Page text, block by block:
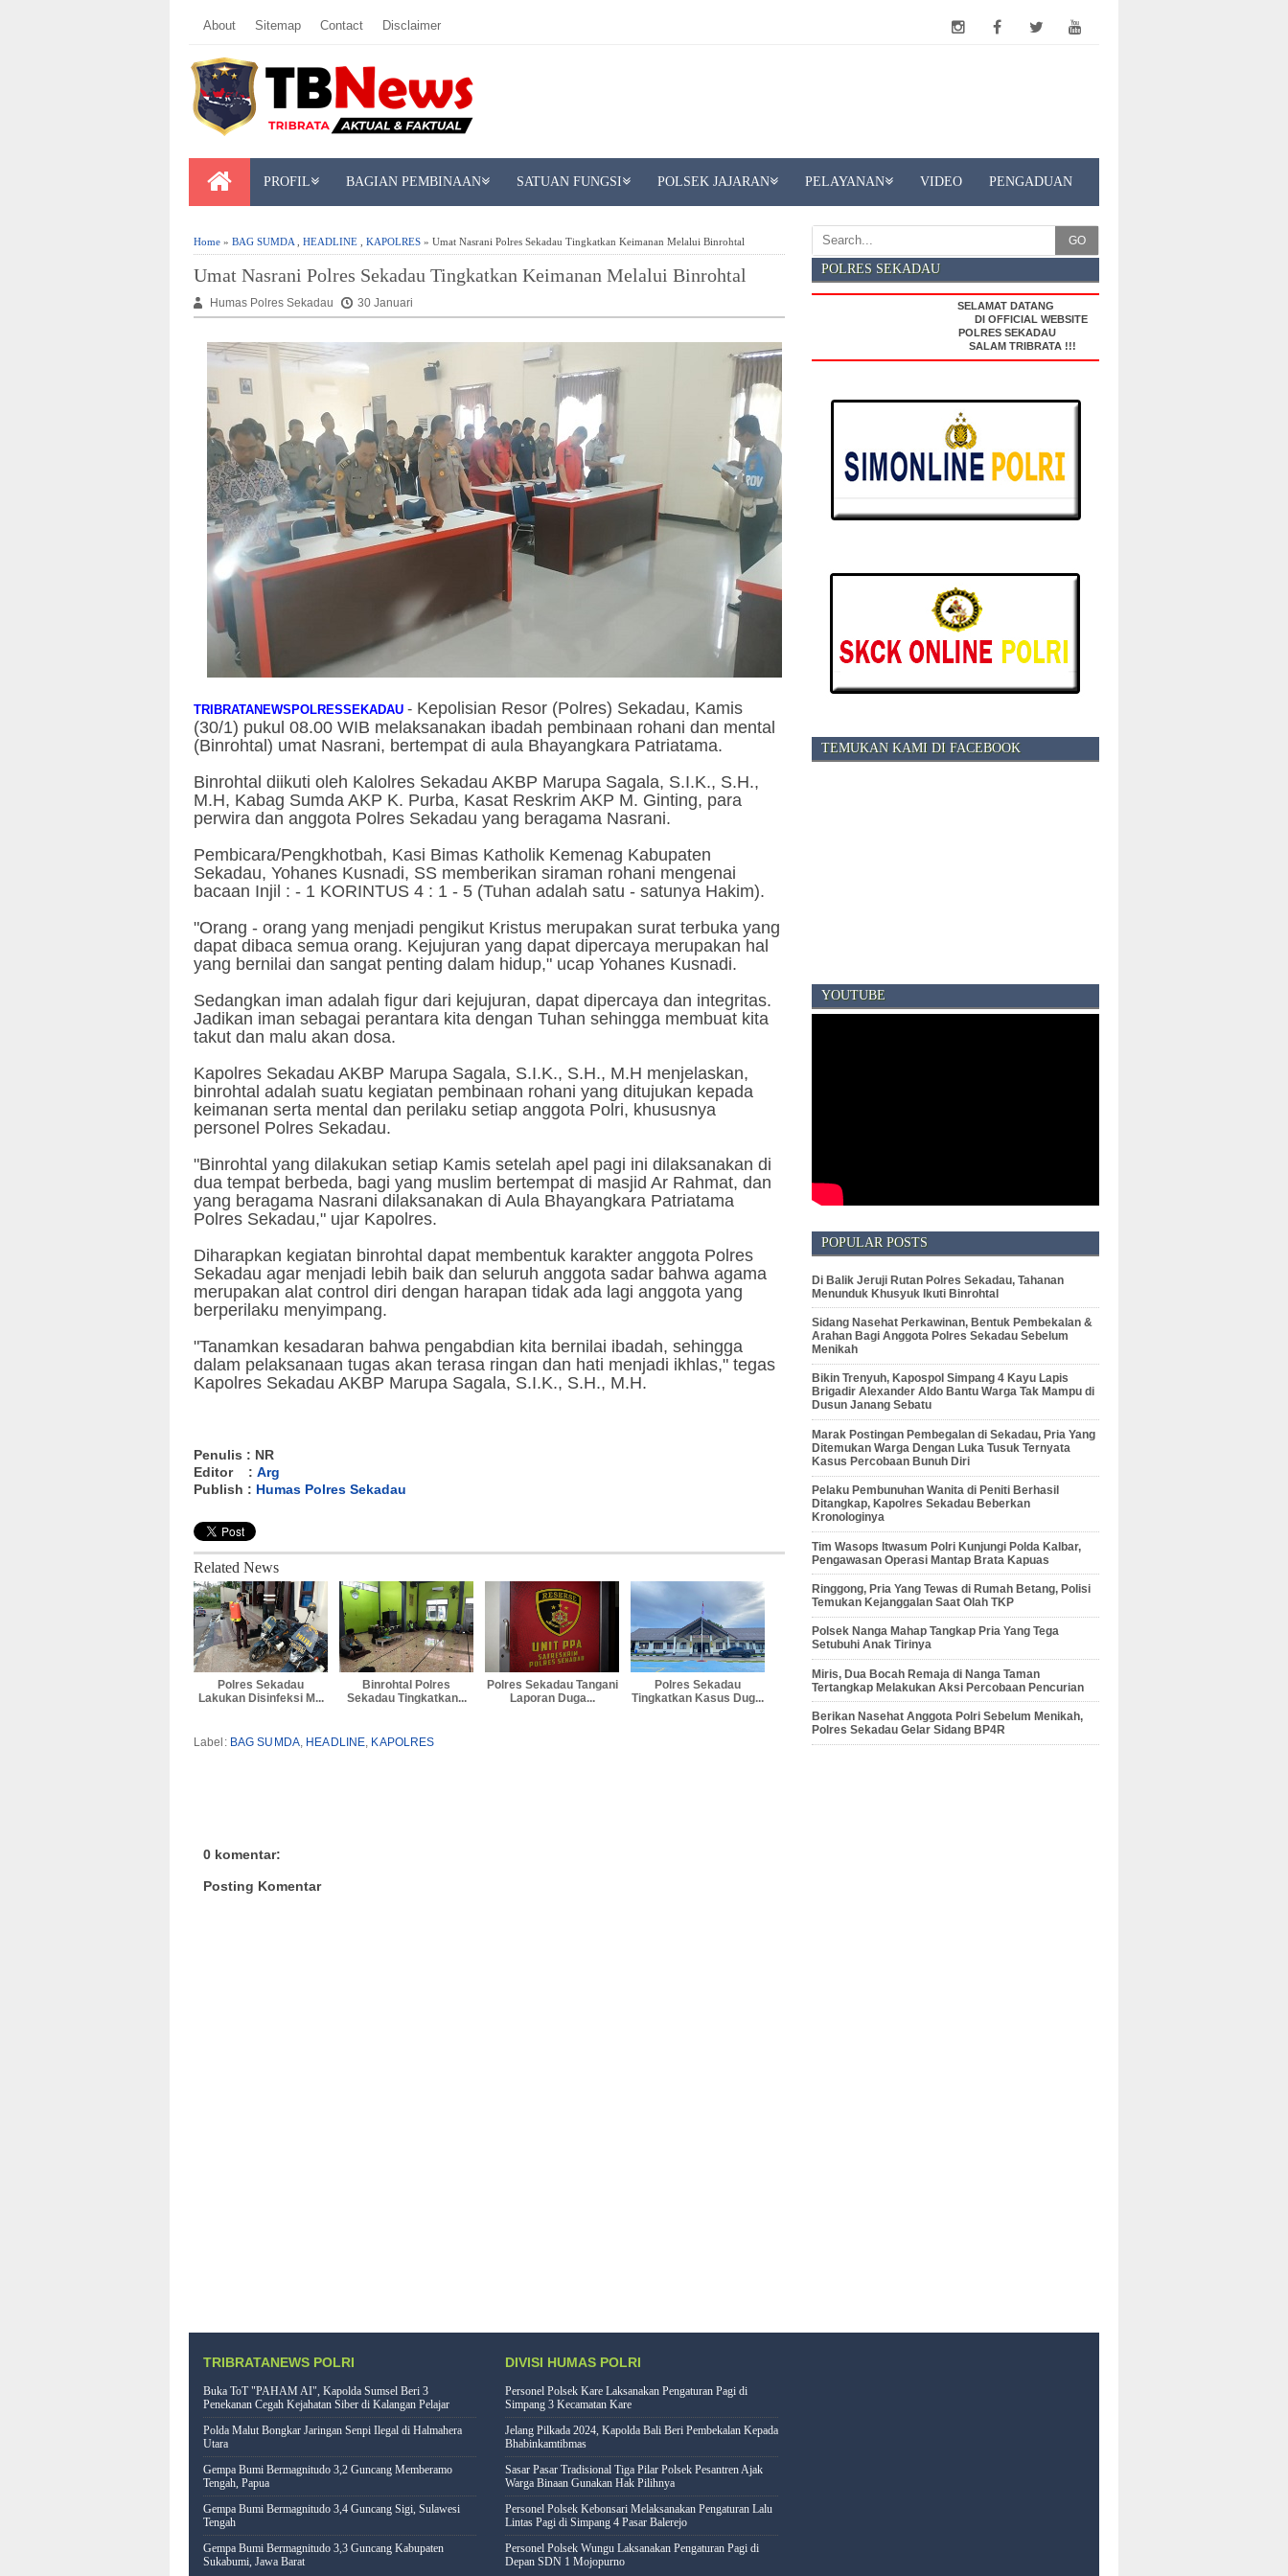
About Sitemap Contact Disclaimer
PROFIL BAGIAN PEMBINAAN SATUAN FUNGSI POLSEK JAJARAN PELAYANAN VIDEO PENGADUAN
Home » BAG SUMDA HEADLINE KAPOLRES » Umat Nasrani Polres Sekadau Tingkatkan Keimanan Melalui Binrohtal
Umat Nasrani Polres Sekadau Tingkatkan Keimanan Melalui Binrohtal
Humas Polres Sekadau 30 Januari
TRIBRATANEWSPOLRESSEKADAU - Kepolisian Resor (Polres) Sekadau, Kamis
(30/1) pukul 08.00 WIB melaksanakan ibadah pembinaan rohani dan mental
(Binrohtal) umat Nasrani, bertempat di aula Bhayangkara Patriatama.
Binrohtal diikuti oleh Kalolres Sekadau AKBP Marupa Sagala, S.I.K., S.H.,
M.H, Kabag Sumda AKP K. Purba, Kasat Reskrim AKP M. Ginting, para
perwira dan anggota Polres Sekadau yang beragama Nasrani.
Pembicara/Pengkhotbah, Kasi Bimas Katholik Kemenag Kabupaten
Sekadau, Yohanes Kusnadi, SS memberikan siraman rohani mengenai
bacaan Injil : - 1 KORINTUS 4 : 1 - 5 (Tuhan adalah satu - satunya Hakim).
"Orang - orang yang menjadi pengikut Kristus merupakan surat terbuka yang
dapat dibaca semua orang. Kejujuran yang dapat dipercaya merupakan hal
yang bernilai dan sangat penting dalam hidup," ucap Yohanes Kusnadi.
Sedangkan iman adalah figur dari kejujuran, dapat dipercaya dan integritas.
Jadikan iman sebagai perantara kita dengan Tuhan sehingga membuat kita
takut dan malu akan dosa.
Kapolres Sekadau AKBP Marupa Sagala, S.I.K., S.H., M.H menjelaskan,
binrohtal adalah suatu kegiatan pembinaan rohani yang ditujukan kepada
keimanan serta mental dan perilaku setiap anggota Polri, khususnya
personel Polres Sekadau.
"Binrohtal yang dilakukan setiap Kamis setelah apel pagi ini dilaksanakan di
dua tempat berbeda, bagi yang muslim bertempat di masjid Ar Rahmat, dan
yang beragama Nasrani dilaksanakan di Aula Bhayangkara Patriatama
Polres Sekadau," ujar Kapolres.
Diharapkan kegiatan binrohtal dapat membentuk karakter anggota Polres
Sekadau agar menjadi lebih baik dan seluruh anggota sadar bahwa agama
merupakan alat control diri dengan harapan tidak ada lagi anggota yang
berperilaku menyimpang.
"Tanamkan kesadaran bahwa pengabdian kita bernilai ibadah, sehingga
dalam pelaksanaan tugas akan terasa ringan dan hati menjadi ikhlas," tegas
Kapolres Sekadau AKBP Marupa Sagala, S.I.K., S.H., M.H.
Penulis : NR
Editor : Arg
Publish : Humas Polres Sekadau
Related News
Polres Sekadau
Lakukan Disinfeksi M...
Binrohtal Polres
Sekadau Tingkatkan...
Polres Sekadau Tangani
Laporan Duga...
Polres Sekadau
Tingkatkan Kasus Dug...
Label: BAG SUMDA, HEADLINE, KAPOLRES
0 komentar:
Posting Komentar
GO
POLRES SEKADAU
SELAMAT DATANG
DI OFFICIAL WEBSITE
POLRES SEKADAU
SALAM TRIBRATA !!!
TEMUKAN KAMI DI FACEBOOK
YOUTUBE
POPULAR POSTS
Di Balik Jeruji Rutan Polres Sekadau, Tahanan
Menunduk Khusyuk Ikuti Binrohtal
Sidang Nasehat Perkawinan, Bentuk Pembekalan &
Arahan Bagi Anggota Polres Sekadau Sebelum
Menikah
Bikin Trenyuh, Kapospol Simpang 4 Kayu Lapis
Brigadir Alexander Aldo Bantu Warga Tak Mampu di
Dusun Janang Sebatu
Marak Postingan Pembegalan di Sekadau, Pria Yang
Ditemukan Warga Dengan Luka Tusuk Ternyata
Kasus Percobaan Bunuh Diri
Pelaku Pembunuhan Wanita di Peniti Berhasil
Ditangkap, Kapolres Sekadau Beberkan
Kronologinya
Tim Wasops Itwasum Polri Kunjungi Polda Kalbar,
Pengawasan Operasi Mantap Brata Kapuas
Ringgong, Pria Yang Tewas di Rumah Betang, Polisi
Temukan Kejanggalan Saat Olah TKP
Polsek Nanga Mahap Tangkap Pria Yang Tega
Setubuhi Anak Tirinya
Miris, Dua Bocah Remaja di Nanga Taman
Tertangkap Melakukan Aksi Percobaan Pencurian
Berikan Nasehat Anggota Polri Sebelum Menikah,
Polres Sekadau Gelar Sidang BP4R
TRIBRATANEWS POLRI
Buka ToT "PAHAM AI", Kapolda Sumsel Beri 3
Penekanan Cegah Kejahatan Siber di Kalangan Pelajar
Polda Malut Bongkar Jaringan Senpi Ilegal di Halmahera
Utara
Gempa Bumi Bermagnitudo 3,2 Guncang Memberamo
Tengah, Papua
Gempa Bumi Bermagnitudo 3,4 Guncang Sigi, Sulawesi
Tengah
Gempa Bumi Bermagnitudo 3,3 Guncang Kabupaten
Sukabumi, Jawa Barat
DIVISI HUMAS POLRI
Personel Polsek Kare Laksanakan Pengaturan Pagi di
Simpang 3 Kecamatan Kare
Jelang Pilkada 2024, Kapolda Bali Beri Pembekalan Kepada
Bhabinkamtibmas
Sasar Pasar Tradisional Tiga Pilar Polsek Pesantren Ajak
Warga Binaan Gunakan Hak Pilihnya
Personel Polsek Kebonsari Melaksanakan Pengaturan Lalu
Lintas Pagi di Simpang 4 Pasar Balerejo
Personel Polsek Wungu Laksanakan Pengaturan Pagi di
Depan SDN 1 Mojopurno